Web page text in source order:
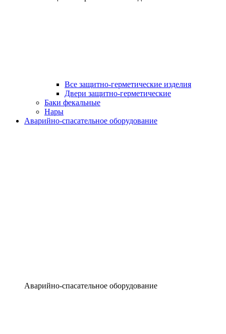
Все защитно-герметические изделия
Двери защитно-герметические
Баки фекальные
Нары
Аварийно-спасательное оборудование
Аварийно-спасательное оборудование